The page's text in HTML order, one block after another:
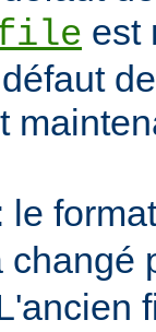
est
le
changé